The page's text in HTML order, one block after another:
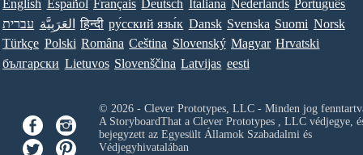
English Español Français Deutsch Italiana Nederlands Português
עברית العَرَبِيَّة हिन्दी ру́сский язы́к Dansk Svenska Suomi Norsk
Türkçe Polski Româna Ceština Slovenský Magyar Hrvatski
български Lietuvos Slovenščina Latvijas eesti
© 2026 - Clever Prototypes, LLC - Minden jog
A StoryboardThat a Clever Prototypes , LLCvédjegye,
bejegyzett az Egyesült Államok Szabadalmi és
Védjegyhivatalában